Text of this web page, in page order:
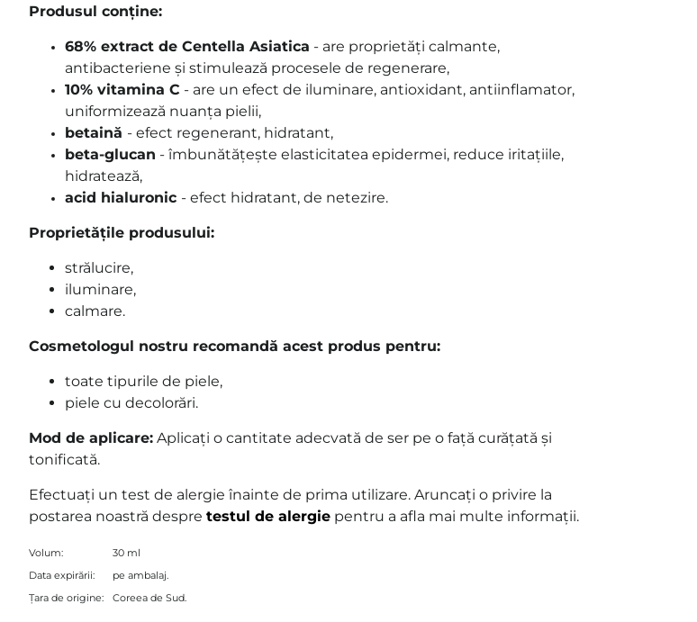
Produsul conține:
68% extract de Centella Asiatica - are proprietăți calmante,
antibacteriene și stimulează procesele de regenerare,
10% vitamina C - are un efect de iluminare, antioxidant, antiinflamator,
uniformizează nuanța pielii,
betaină - efect regenerant, hidratant,
beta-glucan - îmbunătățește elasticitatea epidermei, reduce iritațiile,
hidratează,
acid hialuronic - efect hidratant, de netezire.
Proprietățile produsului:
strălucire,
iluminare,
calmare.
Cosmetologul nostru recomandă acest produs pentru:
toate tipurile de piele,
piele cu decolorări.
Mod de aplicare: Aplicați o cantitate adecvată de ser pe o față curățată și
tonificată.
Efectuați un test de alergie înainte de prima utilizare. Aruncați o privire la
postarea noastră despre testul de alergie pentru a afla mai multe informații.
Volum:
30 ml
Data expirării:
pe ambalaj.
Țara de origine:
Coreea de Sud.